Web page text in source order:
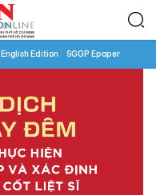
English Edition SGGP Epaper